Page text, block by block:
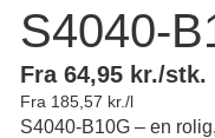
S4040-
Fra 64,95 kr./stk.
Fra 185,57 kr./l
S4040-B10G – en